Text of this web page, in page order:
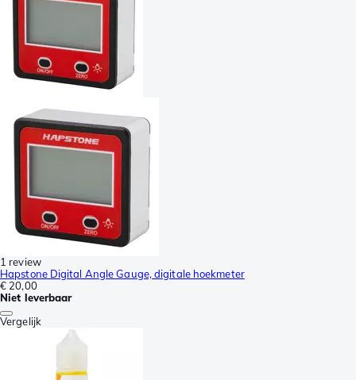
1 review
Hapstone Digital Angle Gauge, digitale hoekmeter
€ 20,00
Niet leverbaar
Vergelijk